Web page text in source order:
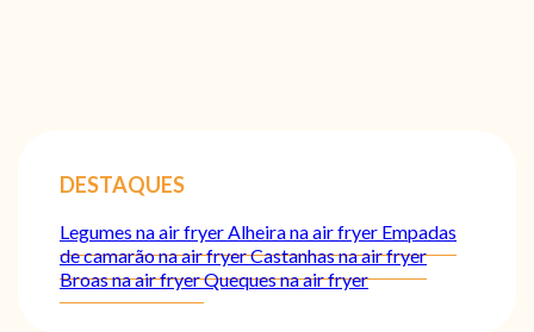
DESTAQUES
Legumes na air fryerAlheira na air fryer Empadas
de camarão na air fryerCastanhas na air fryer
Broas na air fryerQueques na air fryer